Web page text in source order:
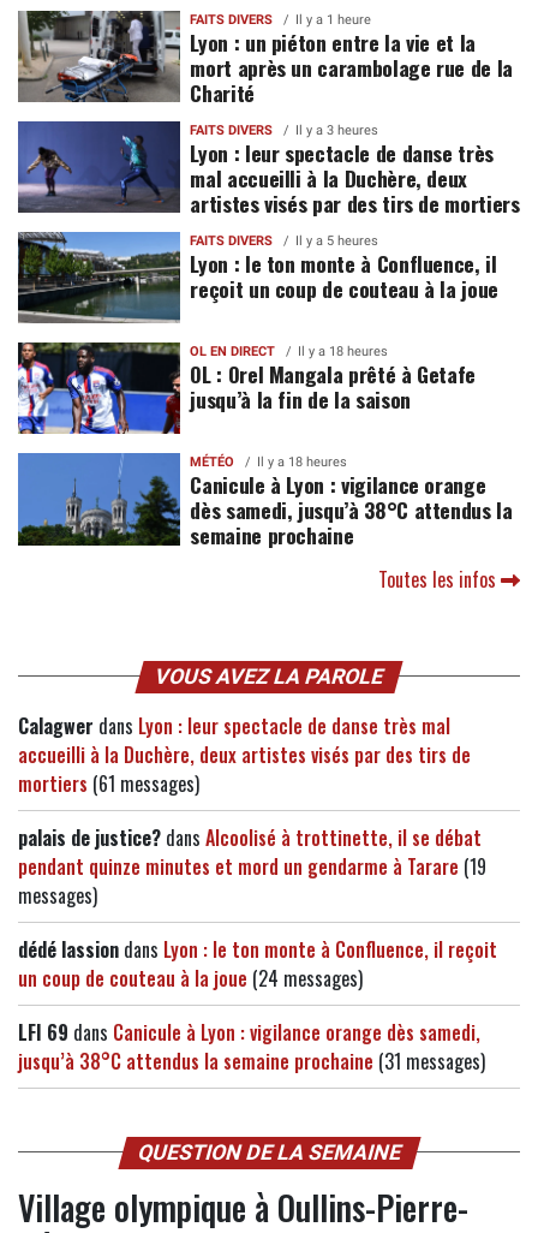
FAITS DIVERS Il y a 1 heure
Lyon : un piéton entre la vie et la
mort après un carambolage rue de la
Charité
FAITS DIVERS Il y a 3 heures
Lyon : leur spectacle de danse très
mal accueilli à la Duchère, deux
artistes visés par des tirs de mortiers
FAITS DIVERS Il y a 5 heures
Lyon : le ton monte à Confluence, il
reçoit un coup de couteau à la joue
OL EN DIRECT Il y a 18 heures
OL : Orel Mangala prêté à Getafe
jusqu’à la fin de la saison
MÉTÉO Il y a 18 heures
Canicule à Lyon : vigilance orange
dès samedi, jusqu’à 38°C attendus la
semaine prochaine
Toutes les infos
VOUS AVEZ LA PAROLE
Calagwer dans Lyon : leur spectacle de danse très mal
accueilli à la Duchère, deux artistes visés par des tirs de
mortiers (61 messages)
palais de justice? dans Alcoolisé à trottinette, il se débat
pendant quinze minutes et mord un gendarme à Tarare (19
messages)
dédé lassion dans Lyon : le ton monte à Confluence, il reçoit
un coup de couteau à la joue (24 messages)
LFI 69 dans Canicule à Lyon : vigilance orange dès samedi,
jusqu’à 38°C attendus la semaine prochaine (31 messages)
QUESTION DE LA SEMAINE
Village olympique à Oullins-Pierre-